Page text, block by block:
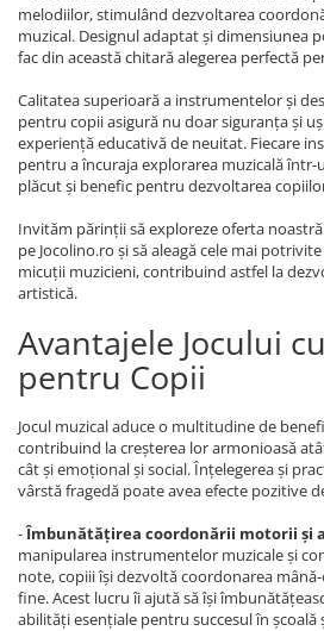
melodiilor, stimulând dezvoltarea
muzical. Designul adaptat și dimensiunea
fac din această chitară alegerea perfectă
Calitatea superioară a instrumentelor și
pentru copii asigură nu doar siguranța și
experiență educativă de neuitat. Fiecare
pentru a încuraja explorarea muzicală într-
plăcut și benefic pentru dezvoltarea
Invităm părinții să exploreze oferta
pe Jocolino.ro și să aleagă cele mai
micuții muzicieni, contribuind astfel la
artistică.
Avantajele Jocului
pentru Copii
Jocul muzical aduce o multitudine de
contribuind la creșterea lor armonioasă
cât și emoțional și social. Înțelegerea și
vârstă fragedă poate avea efecte pozitive
-Îmbunătățirea coordonării motorii și
manipularea instrumentelor muzicale și
note, copiii își dezvoltă coordonarea
fine. Acest lucru îi ajută să își
abilități esențiale pentru succesul în școală